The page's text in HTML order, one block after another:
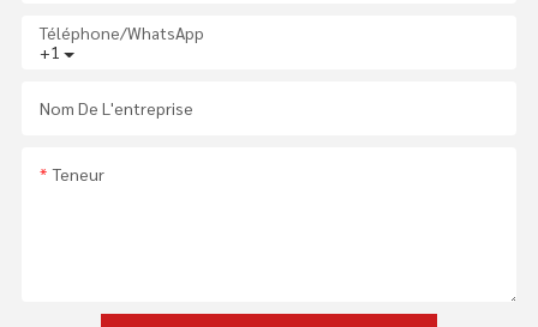
+1
Téléphone/WhatsApp
Nom De L'entreprise
Teneur